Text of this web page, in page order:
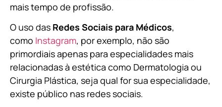
mais tempo de profissão.
O uso das Redes Sociais para Médicos,
como Instagram, por exemplo, não são
primordiais apenas para especialidades mais
relacionadas à estética como Dermatologia ou
Cirurgia Plástica, seja qual for sua especialidade,
existe público nas redes sociais.